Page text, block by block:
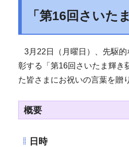
「第16回さいた
3月22日（月曜日）、先駆
彰する「第16回さいたま輝き
た皆さまにお祝いの言葉を贈
概要
日時